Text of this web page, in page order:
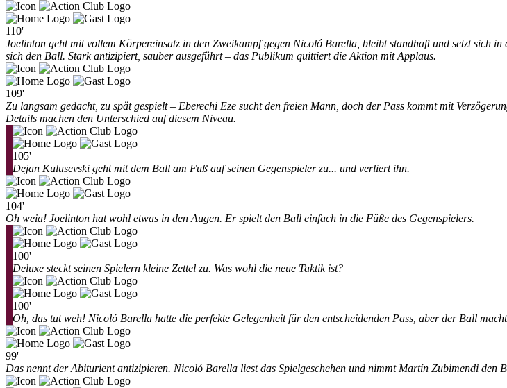
110'
Joelinton geht mit vollem Körpereinsatz in den Zweikampf gegen Nicoló Barella, bleibt standhaft und setzt sich
sich den Ball. Stark antizipiert, sauber ausgeführt – das Publikum quittiert die Aktion mit Applaus.
109'
Zu langsam gedacht, zu spät gespielt – Eberechi Eze sucht den freien Mann, doch der Pass kommt mit
Details machen den Unterschied auf diesem Niveau.
105'
Dejan Kulusevski geht mit dem Ball am Fuß auf seinen Gegenspieler zu... und verliert ihn.
104'
Oh weia! Joelinton hat wohl etwas in den Augen. Er spielt den Ball einfach in die Füße des Gegenspielers.
100'
Deluxe steckt seinen Spielern kleine Zettel zu. Was wohl die neue Taktik ist?
100'
Oh, das tut weh! Nicoló Barella hatte die perfekte Gelegenheit für den entscheidenden Pass, aber der Ball
99'
Das nennt der Abiturient antizipieren. Nicoló Barella liest das Spielgeschehen und nimmt Martín Zubimendi den